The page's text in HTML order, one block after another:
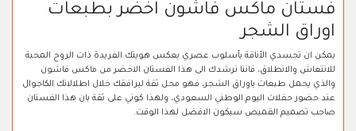
فستان ماكس فاشون اخضر بطبعات
اوراق الشجر
يمكن ان تجسدي الأناقة بأسلوب عصري يعكس هويتك الفريدة ذات الروح المحبة
للانتعاش والانطلاق، فاننا نرشدك الى هذا الفستان الاخضر من ماكس فاشون
والذي يحمل طبعات باوراق الشجر، فهو محل ثقة ليرافقك خلال اطلالاتك الكاجوال
عند حضور حفلات اليوم الوطني السعودي، ولهذا كوني على ثقة بان هذا الفستان
صاحب تصميم القميص سيكون الافضل لهذا الوقت.